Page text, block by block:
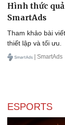
Hình thức
SmartAds
Tham khảo bài
thiết lập và tối ưu.
| SmartAds
ESPORTS